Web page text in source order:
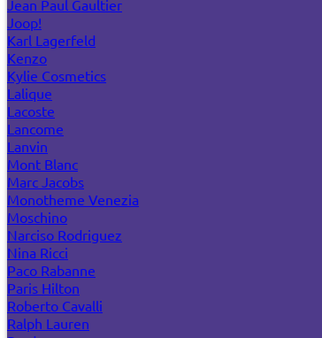
Jean Paul Gaultier
Joop!
Karl Lagerfeld
Kenzo
Kylie Cosmetics
Lalique
Lacoste
Lancome
Lanvin
Mont Blanc
Marc Jacobs
Monotheme Venezia
Moschino
Narciso Rodriguez
Nina Ricci
Paco Rabanne
Paris Hilton
Roberto Cavalli
Ralph Lauren